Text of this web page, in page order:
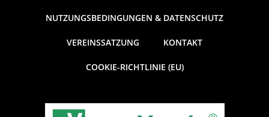
NUTZUNGSBEDINGUNGEN & DATENSCHUTZ
VEREINSSATZUNG KONTAKT
COOKIE-RICHTLINIE (EU)